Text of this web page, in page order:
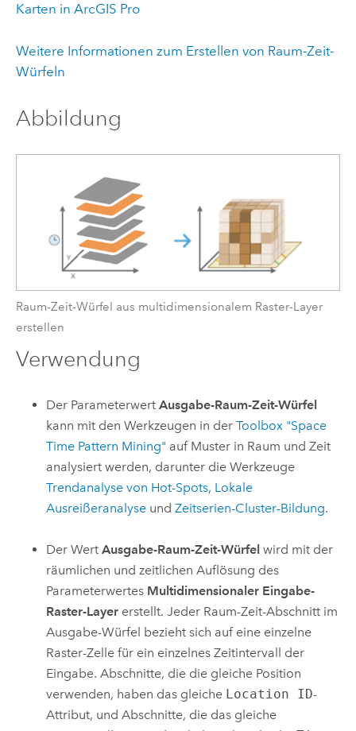
Karten in ArcGIS Pro
Weitere Informationen zum Erstellen von Raum-Zeit-
Würfeln
Abbildung
Raum-Zeit-Würfel aus multidimensionalem Raster-Layer
erstellen
Verwendung
Der ParameterwertAusgabe-Raum-Zeit-Würfel
kann mit den Werkzeugen in derToolbox "Space
Time Pattern Mining" auf Muster in Raum und Zeit
analysiert werden, darunter die Werkzeuge
Trendanalyse von Hot-Spots, Lokale
Ausreißeranalyse undZeitserien-Cluster-Bildung.
Der WertAusgabe-Raum-Zeit-Würfel wird mit der
räumlichen und zeitlichen Auflösung des
Parameterwertes Multidimensionaler Eingabe-
Raster-Layer erstellt. Jeder Raum-Zeit-Abschnitt im
Ausgabe-Würfel bezieht sich auf eine einzelne
Raster-Zelle für ein einzelnes Zeitintervall der
Eingabe. Abschnitte, die die gleiche Position
verwenden, haben das gleiche Location ID-
Attribut, und Abschnitte, die das gleiche